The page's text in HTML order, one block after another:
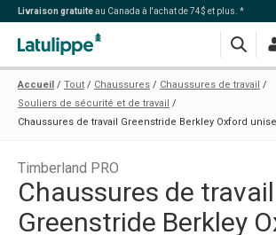
Livraison gratuiteau Canada à l'achat de 74$ et plus. *
Accueil Tout Chaussures
Chaussures de travail
Souliers de sécurité et de travail
Chaussures de travail Greenstride Berkley Oxford
Timberland PRO
Chaussures de travail
Greenstride Berkley